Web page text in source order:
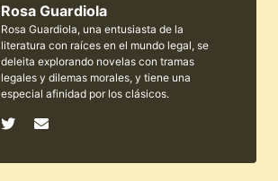
Rosa Guardiola
Rosa Guardiola, una entusiasta de la
literatura con raíces en el mundo legal, se
deleita explorando novelas con tramas
legales y dilemas morales, y tiene una
especial afinidad por los clásicos.